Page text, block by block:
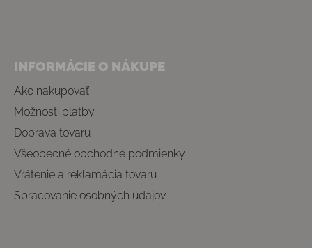
INFORMÁCIE O NÁKUPE
Ako nakupovať
Možnosti platby
Doprava tovaru
Všeobecné obchodné podmienky
Vrátenie a reklamácia tovaru
Spracovanie osobných údajov